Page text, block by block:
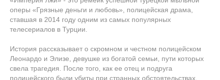
оперы «Грязные деньги и любовь», полицейская драма,
ставшая в 2014 году одним из самых популярных
телесериалов в Турции.
История рассказывает о скромном и честном полицейском
Леонардо и Элизе, девушке из богатой семьи, пути которых
свела трагедия. После того, как ее отец и подруга
полицейского были убиты при странных обстоятельствах,